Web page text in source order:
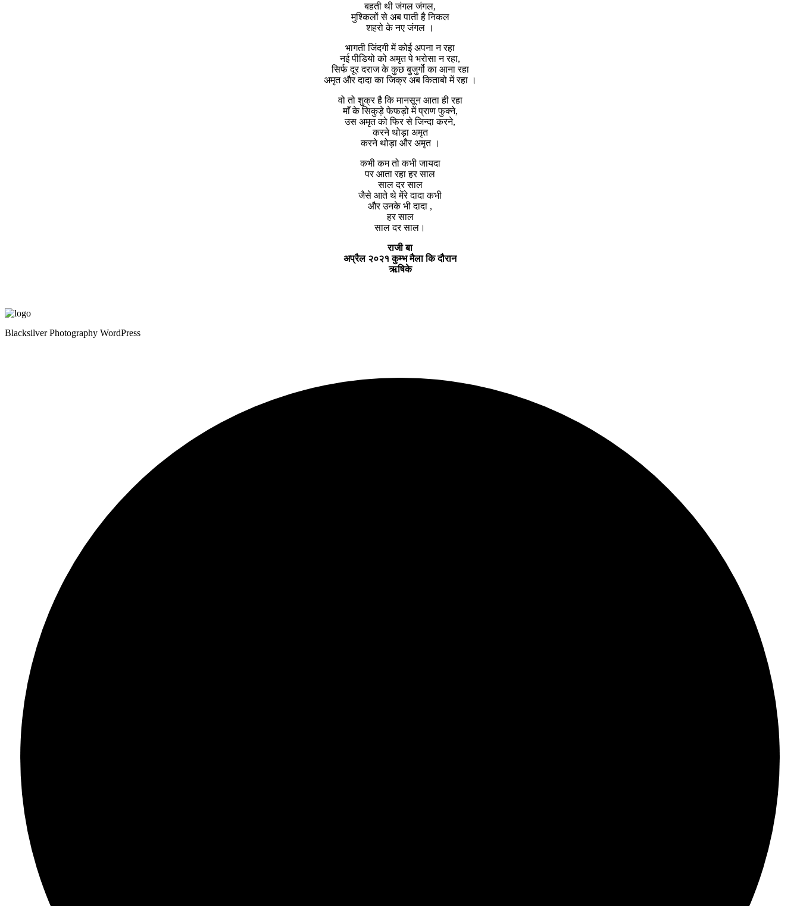
बहती थी जंगल जंगल,
मुश्किलों से अब पाती है निकल
शहरो के नए जंगल ।
भागती जिंदगी में कोई अपना न रहा
नई पीडियो को अमृत पे भरोसा न रहा,
सिर्फ दूर दराज के कुछ बुजुर्गो का आना रहा
अमृत और दादा का जिक्र अब किताबो में रहा ।
वो तो शुक्र है कि मानसून आता ही रहा
माँ के सिकुड़े फेफड़ो में प्राण फुक्ने,
उस अमृत को फिर से जिन्दा करने,
करने थोड़ा अमृत
करने थोड़ा और अमृत ।
कभी कम तो कभी जायदा
पर आता रहा हर साल
साल दर साल
जैसे आते थे मेंरे दादा कभी
और उनके भी दादा ,
हर साल
साल दर साल।
राजी बा
अप्रैल २०२१ कुम्भ मैला कि दौरान
ऋषिके
Blacksilver Photography WordPress